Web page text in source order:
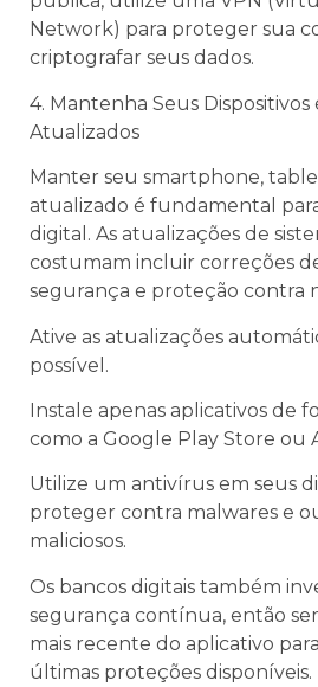
Network) para proteger sua
criptografar seus dados.
4. Mantenha Seus Dispositivos
Atualizados
Manter seu smartphone,
atualizado é fundamental
digital. As atualizações de
costumam incluir correções
segurança e proteção contra
Ative as atualizações
possível.
Instale apenas aplicativos de
como a Google Play Store ou
Utilize um antivírus em seus
proteger contra malwares e
maliciosos.
Os bancos digitais também
segurança contínua, então
mais recente do aplicativo
últimas proteções disponíveis.